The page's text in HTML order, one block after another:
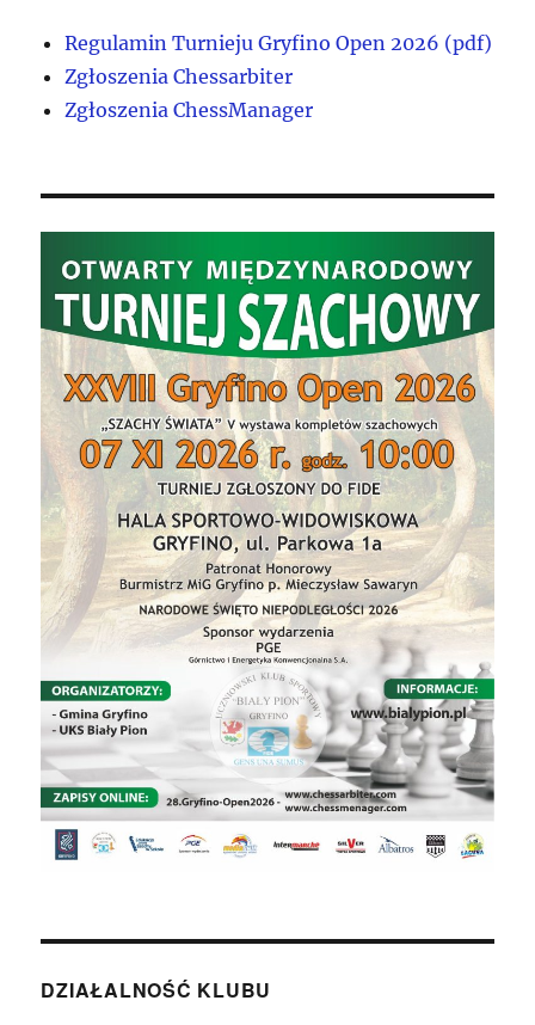
Regulamin Turnieju Gryfino Open 2026 (pdf)
Zgłoszenia Chessarbiter
Zgłoszenia ChessManager
DZIAŁALNOŚĆ KLUBU